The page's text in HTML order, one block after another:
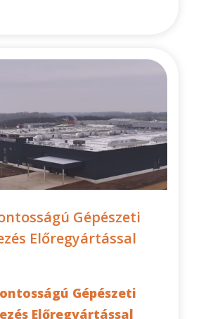
Gépészeti
Előregyártással
Gépészeti
Előregyártással